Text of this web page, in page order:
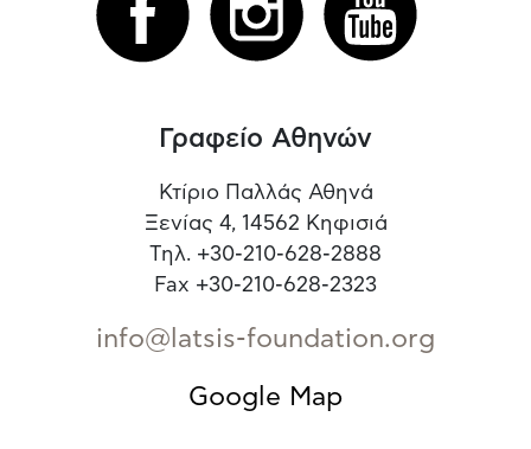
Γραφείο Αθηνών
Κτίριο Παλλάς Αθηνά
Ξενίας 4, 14562 Κηφισιά
Τηλ. +30-210-628-2888
Fax +30-210-628-2323
info@latsis-foundation.org
Google Map